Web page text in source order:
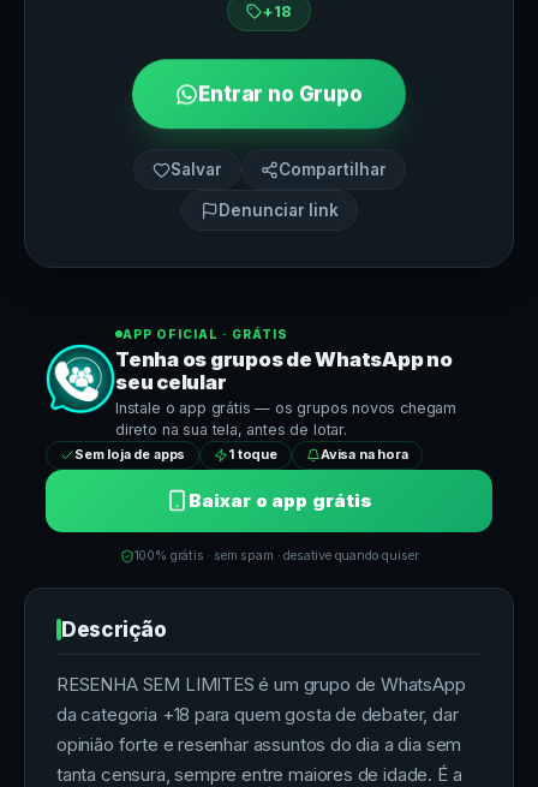
+18
Entrar no Grupo
Salvar Compartilhar
Denunciar link
APP OFICIAL · GRÁTIS
Tenha os grupos deWhatsAppno
seu celular
Instale o app grátis — os grupos novos chegam
direto na sua tela, antes de lotar.
Sem loja de apps 1 toque Avisa na hora
Baixar o app grátis
100% grátis · sem spam · desative quando quiser
Descrição
RESENHA SEM LIMITES é um grupo de WhatsApp
da categoria +18 para quem gosta de debater, dar
opinião forte e resenhar assuntos do dia a dia sem
tanta censura, sempre entre maiores de idade. É a